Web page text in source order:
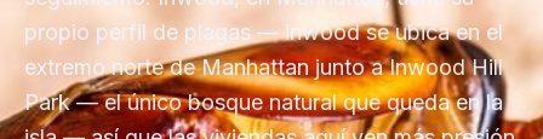
propio perfil de plagas — inwood se ubica en el
extremo norte de Manhattan junto a Inwood Hill
Park — el único bosque natural que queda en la